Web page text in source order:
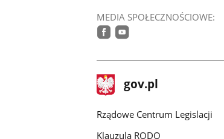
MEDIA SPOŁECZNOŚCIOWE:
stopka
gov.pl Strona
gov.pl
Rządowe Centrum Legislacji
Klauzula RODO